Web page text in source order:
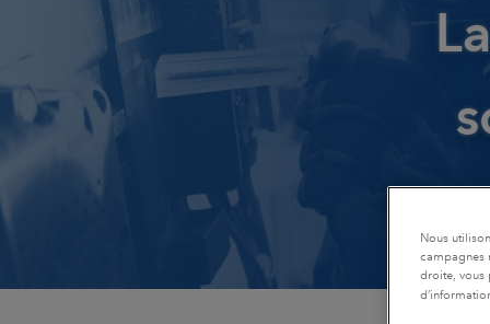
Entreprises de nettoyage Industrie du bois
Agroalimentaire
Fabrication de dispositifs
Exploitation
Production d’électricité Imprimeries
Refroidissement pour
Production pour la
Nous
campagnes
droite, vous